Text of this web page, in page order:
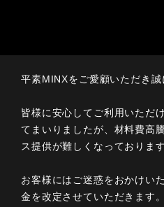
平素MINXをご愛顧いただき誠
皆様に安心してご利用いただ
てまいりましたが、材料費高
ス提供が難しくなっております
お客様にはご迷惑をおかけい
金を改定させていただきます。